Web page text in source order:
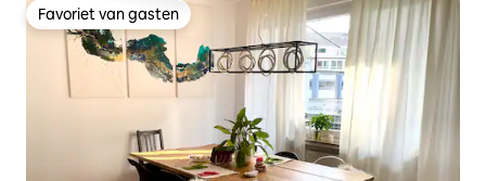
Favoriet van gasten
Favoriet van gasten